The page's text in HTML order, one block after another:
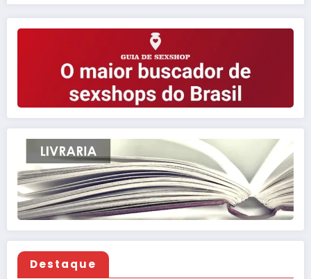
Destaque